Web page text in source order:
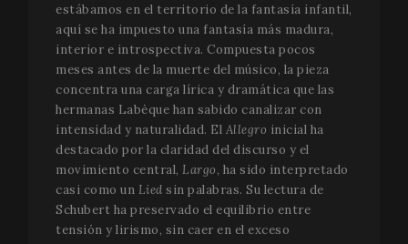
estábamos en el territorio de la fantasía infantil,
aquí se ha impuesto una fantasía más madura,
interior e introspectiva. Compuesta pocos
meses antes de la muerte del músico, la pieza
concentra una carga lírica y dramática que las
hermanas Labèque han sabido canalizar con
intensidad y naturalidad. El Allegro inicial ha
destacado por la claridad del discurso y el
movimiento central, Largo, ha sido interpretado
casi como un Lied sin palabras. Su lectura de
Schubert ha preservado el equilibrio entre
tensión y lirismo, sin caer en el exceso